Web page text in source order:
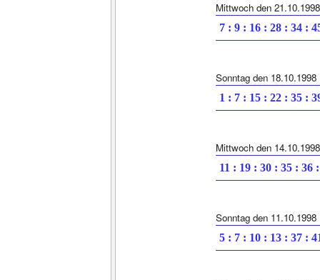
Mittwoch den 21.10.1998
7 : 9 : 16 : 28 : 34 :
Sonntag den 18.10.1998
1 : 7 : 15 : 22 : 35 :
Mittwoch den 14.10.1998
11 : 19 : 30 : 35 : 36
Sonntag den 11.10.1998
5 : 7 : 10 : 13 : 37 :